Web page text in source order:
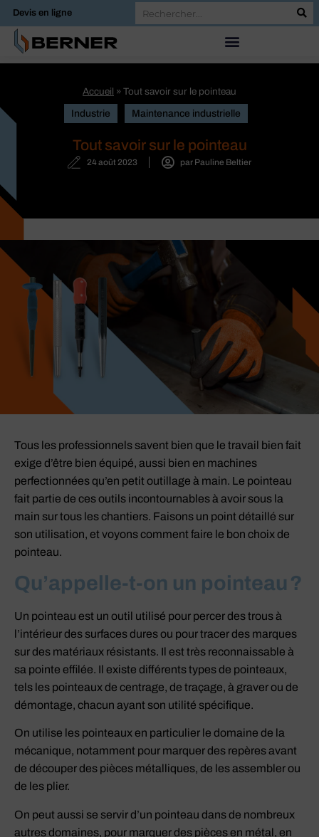
Devis en ligne
Accueil » Tout savoir sur le pointeau
Industrie Maintenance industrielle
Tout savoir sur le pointeau
24 août 2023 par Pauline Beltier
Tous les professionnels savent bien que le travail bien fait
exige d’être bien équipé, aussi bien en machines
perfectionnées qu’en petit outillage à main. Le pointeau
fait partie de ces outils incontournables à avoir sous la
main sur tous les chantiers. Faisons un point détaillé sur
son utilisation, et voyons comment faire le bon choix de
pointeau.
Qu’appelle-t-on un pointeau ?
Un pointeau est un outil utilisé pour percer des trous à
l’intérieur des surfaces dures ou pour tracer des marques
sur des matériaux résistants. Il est très reconnaissable à
sa pointe effilée. Il existe différents types de pointeaux,
tels les pointeaux de centrage, de traçage, à graver ou de
démontage, chacun ayant son utilité spécifique.
On utilise les pointeaux en particulier le domaine de la
mécanique, notamment pour marquer des repères avant
de découper des pièces métalliques, de les assembler ou
de les plier.
On peut aussi se servir d’un pointeau dans de nombreux
autres domaines, pour marquer des pièces en métal, en